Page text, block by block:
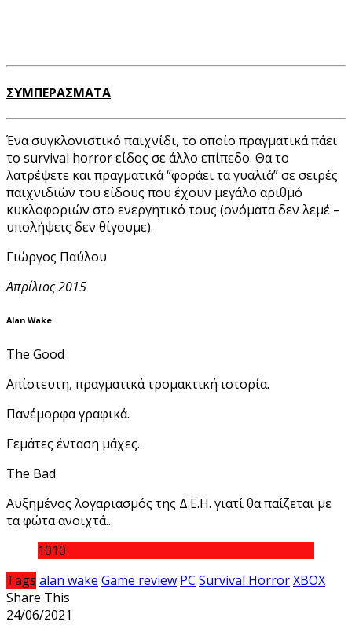
ΣΥΜΠΕΡΑΣΜΑΤΑ
Ένα συγκλονιστικό παιχνίδι, το οποίο πραγματικά πάει
το survival horror είδος σε άλλο επίπεδο. Θα το
λατρέψετε και πραγματικά “φοράει τα γυαλιά” σε σειρές
παιχνιδιών του είδους που έχουν μεγάλο αριθμό
κυκλοφοριών στο ενεργητικό τους (ονόματα δεν λεμέ –
υπολήψεις δεν θίγουμε).
Γιώργος Παύλου
Απρίλιος 2015
Alan Wake
The Good
Απίστευτη, πραγματικά τρομακτική ιστορία.
Πανέμορφα γραφικά.
Γεμάτες ένταση μάχες.
The Bad
Αυξημένος λογαριασμός της Δ.Ε.Η. γιατί θα παίζεται με
τα φώτα ανοιχτά...
1010
Tags alan wake Game review PC Survival HorrorXBOX
Share This
24/06/2021